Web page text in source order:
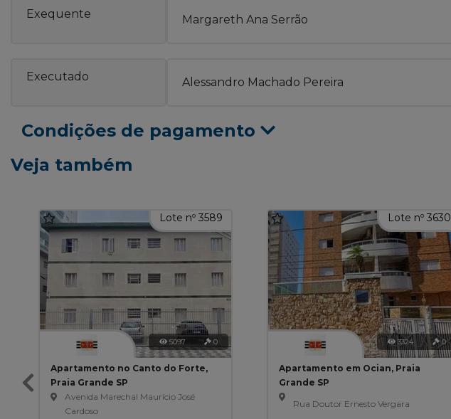
Exequente Margareth Ana Serrão
Executado Alessandro Machado Pereira
Condições de pagamento
Veja também
Lote nº 3589
5097 0
Apartamento no Canto do Forte,
Praia Grande SP
Avenida Marechal Maurício José
Cardoso
Lote nº 3630
3324 0
Apartamento em Ocian, Praia
Grande SP
Rua Doutor Ernesto Vergara